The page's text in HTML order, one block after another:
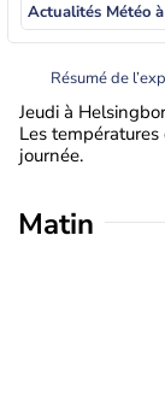
Résumé de
Jeudi à
Les
journée.
Matin